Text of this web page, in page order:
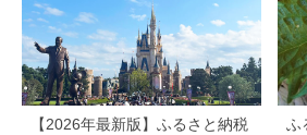
【2026年最新版】ふるさと納税
ふ